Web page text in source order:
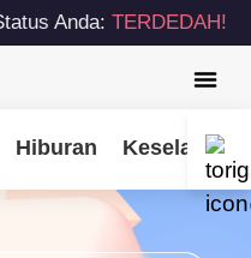
Anda: TERDEDAH!
Hiburan